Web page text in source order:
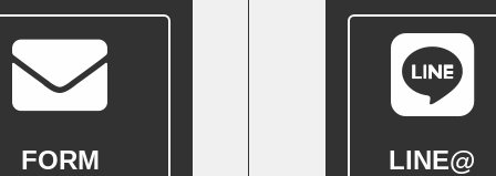
FORM LINE@